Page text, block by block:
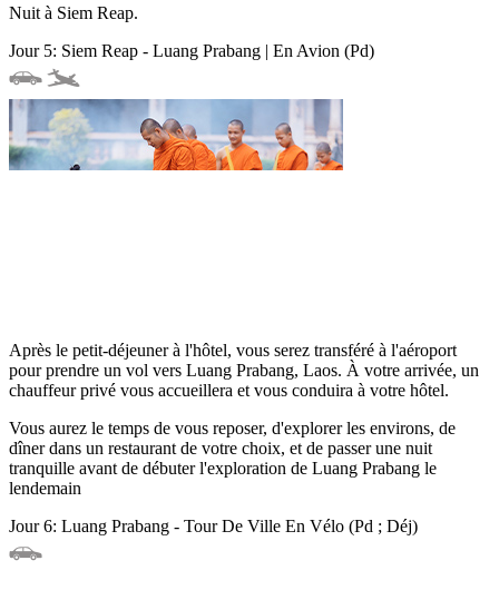
Nuit à Siem Reap.
Jour 5: Siem Reap - Luang Prabang | En Avion (Pd)
Après le petit-déjeuner à l'hôtel, vous serez transféré à l'aéroport
pour prendre un vol vers Luang Prabang, Laos. À votre arrivée, un
chauffeur privé vous accueillera et vous conduira à votre hôtel.
Vous aurez le temps de vous reposer, d'explorer les environs, de
dîner dans un restaurant de votre choix, et de passer une nuit
tranquille avant de débuter l'exploration de Luang Prabang le
lendemain
Jour 6: Luang Prabang - Tour De Ville En Vélo (Pd ; Déj)